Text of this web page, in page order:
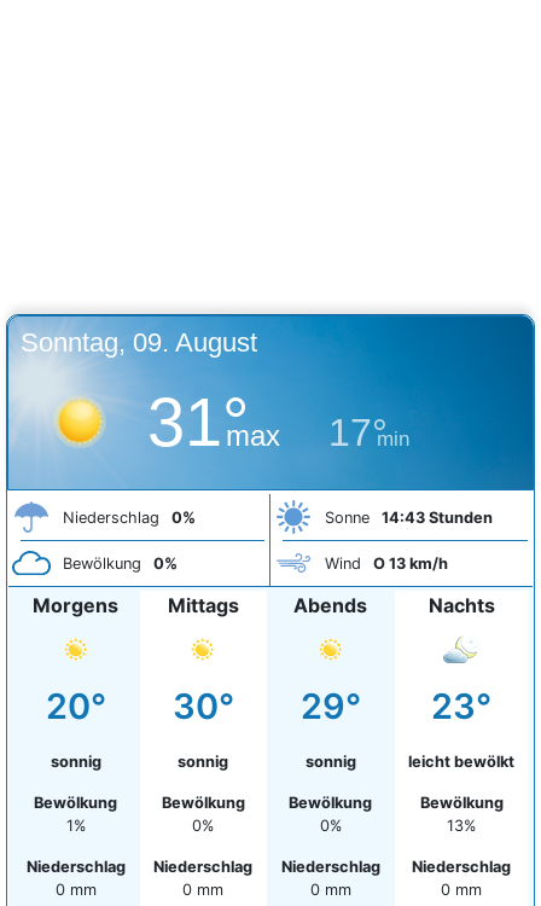
Sonntag, 09. August
31°
max 17°
min
Niederschlag 0%
Bewölkung 0%
Sonne 14:43 Stunden
Wind O 13 km/h
Morgens
20°
sonnig
Bewölkung
1%
Niederschlag
0 mm
Mittags
30°
sonnig
Bewölkung
0%
Niederschlag
0 mm
Abends
29°
sonnig
Bewölkung
0%
Niederschlag
0 mm
Nachts
23°
leicht bewölkt
Bewölkung
13%
Niederschlag
0 mm